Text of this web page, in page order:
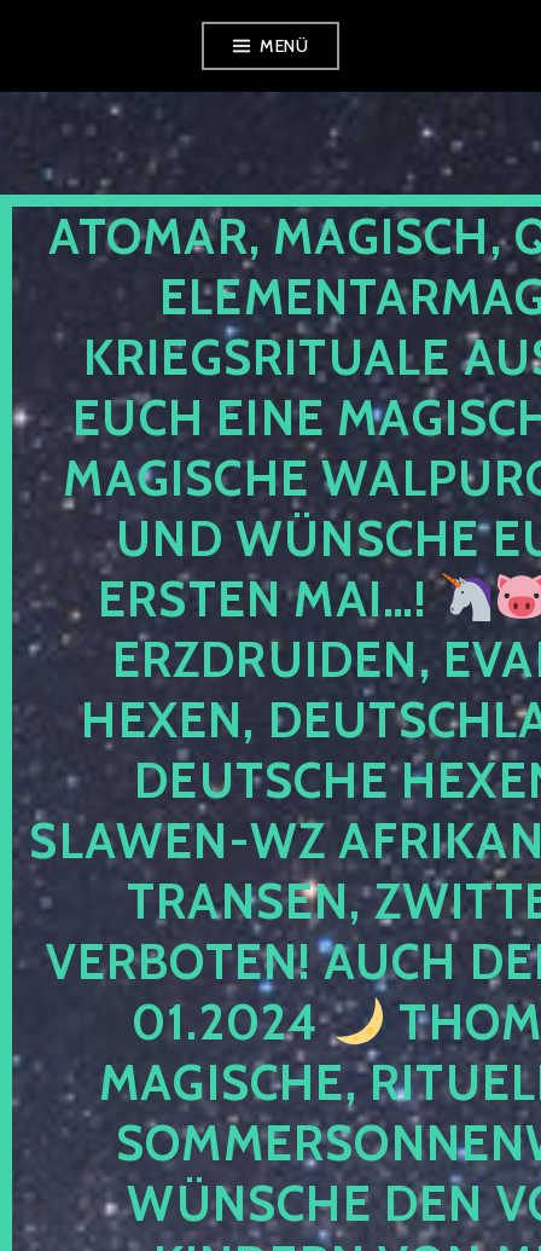
springen
MENÜ
ATOMAR, MAGISCH,
KRIEGSRITUALE
EUCH EINE
MAGISCHE
UND WÜNSCHE
ERSTEN MAI…!
ERZDRUIDEN,
HEXEN,
DEUTSCHE
SLAWEN-WZ
TRANSEN,
VERBOTEN! AUCH
01.2024
MAGISCHE,
WÜNSCHE DEN